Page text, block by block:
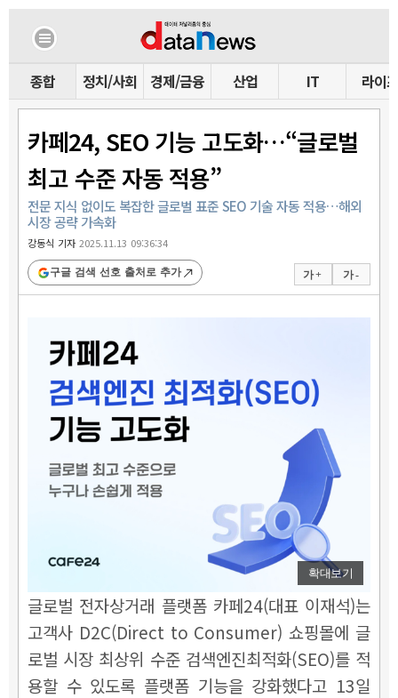
종합 정치/사회 경제/금융 산업 IT 라이프
카페24, SEO 기능 고도화…“글로벌
최고 수준 자동 적용”
전문 지식 없이도 복잡한 글로벌 표준 SEO 기술 자동 적용…해외
시장 공략 가속화
강동식 기자2025.11.13 09:36:34
가 + 가 -
구글 검색 선호 출처로 추가
확대보기
글로벌 전자상거래 플랫폼 카페24(대표 이재석)는
고객사 D2C(Direct to Consumer) 쇼핑몰에 글
로벌 시장 최상위 수준 검색엔진최적화(SEO)를 적
용할 수 있도록 플랫폼 기능을 강화했다고 13일